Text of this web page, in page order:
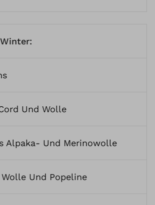
Und Wolle
Alpaka- Und Merinowolle
Und Popeline